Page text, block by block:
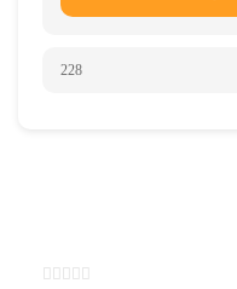
228